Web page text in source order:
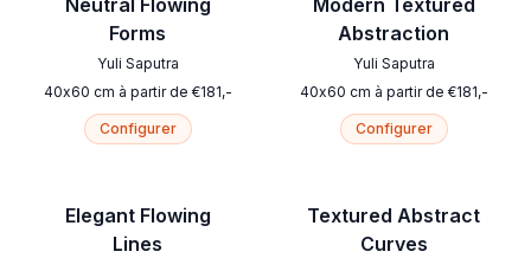
Neutral Flowing
Forms
Yuli Saputra
40x60 cm à partir de €181,-
Configurer
Elegant Flowing
Lines
Modern Textured
Abstraction
Yuli Saputra
40x60 cm à partir de €181,-
Configurer
Textured Abstract
Curves